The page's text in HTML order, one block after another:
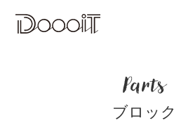
ブロック
Parts